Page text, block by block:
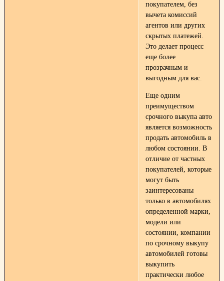
покупателем, без
вычета комиссий
агентов или других
скрытых платежей.
Это делает процесс
еще более
прозрачным и
выгодным для вас.
Еще одним
преимуществом
срочного выкупа авто
является возможность
продать автомобиль в
любом состоянии. В
отличие от частных
покупателей, которые
могут быть
заинтересованы
только в автомобилях
определенной марки,
модели или
состоянии, компании
по срочному выкупу
автомобилей готовы
выкупить
практически любое